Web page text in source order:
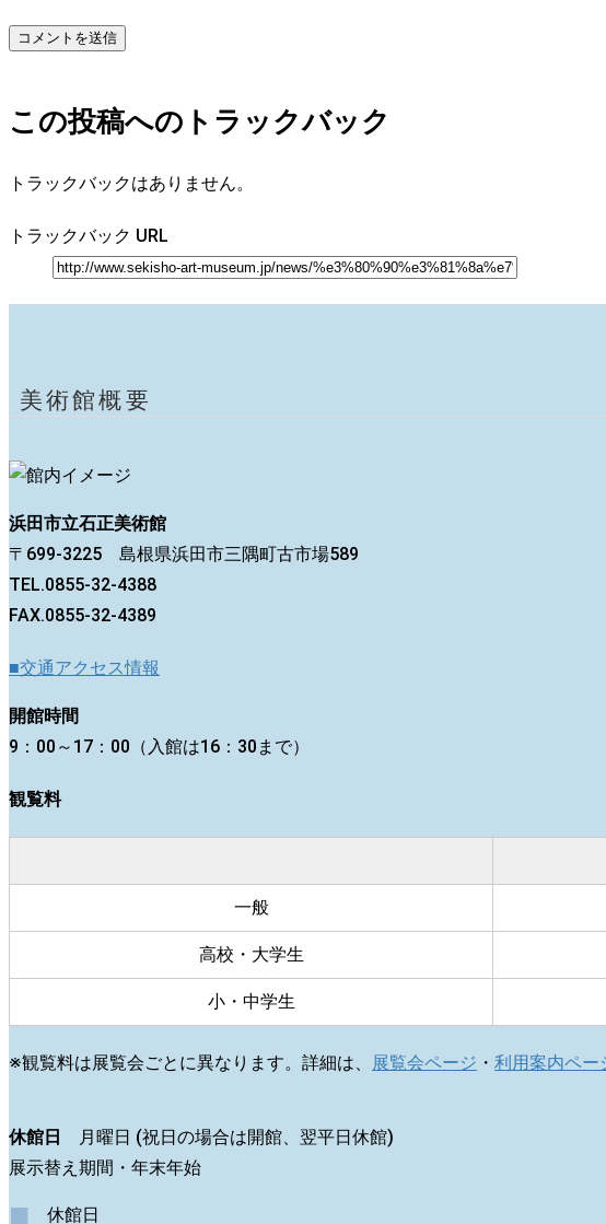
この投稿へのトラックバック
トラックバックはありません。
トラックバック URL
美術館概要
浜田市立石正美術館
〒699-3225 島根県浜田市三隅町古市場589
TEL.0855-32-4388
FAX.0855-32-4389
■交通アクセス情報
開館時間
9：00～17：00（入館は16：30まで）
観覧料
一般
高校・大学生
小・中学生
※観覧料は展覧会ごとに異なります。詳細は、 展覧会ページ ・ 利用案内ペー
休館日
月曜日 (祝日の場合は開館、翌平日休館)
展示替え期間・年末年始
■ 休館日